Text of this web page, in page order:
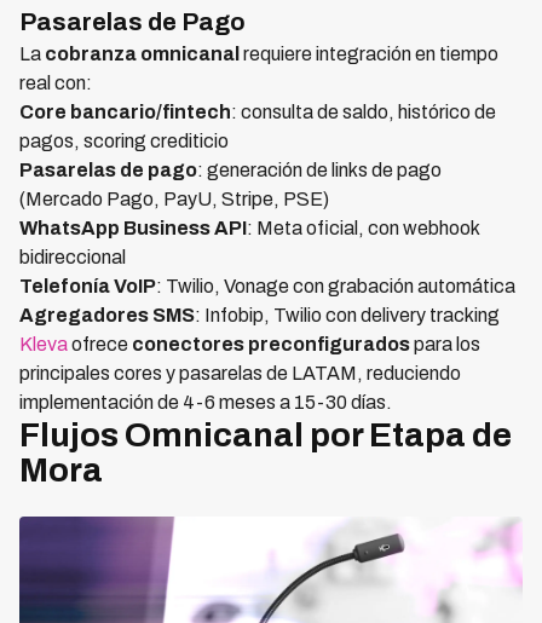
Pasarelas de Pago
La cobranza omnicanal requiere integración en tiempo
real con:
Core bancario/fintech: consulta de saldo, histórico de
pagos, scoring crediticio
Pasarelas de pago: generación de links de pago
(Mercado Pago, PayU, Stripe, PSE)
WhatsApp Business API: Meta oficial, con webhook
bidireccional
Telefonía VoIP: Twilio, Vonage con grabación automática
Agregadores SMS: Infobip, Twilio con delivery tracking
Klevaofrece conectores preconfiguradospara los
principales cores y pasarelas de LATAM, reduciendo
implementación de 4-6 meses a 15-30 días.
Flujos Omnicanal por Etapa de
Mora